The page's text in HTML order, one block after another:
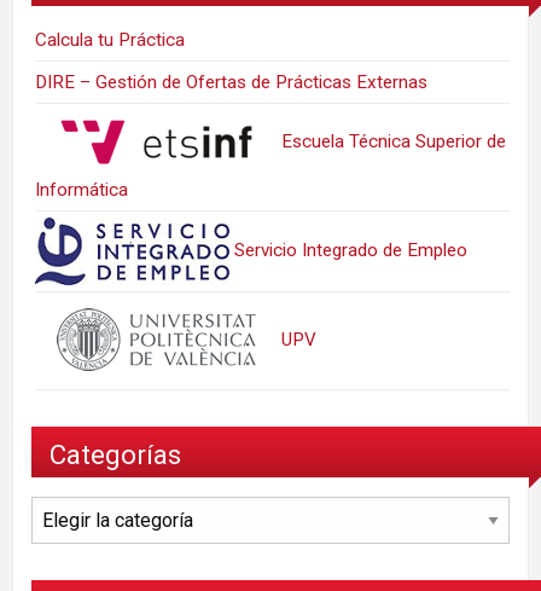
Calcula tu Práctica
DIRE – Gestión de Ofertas de Prácticas Externas
Escuela Técnica Superior de
Informática
Servicio Integrado de Empleo
UPV
Categorías
Categorías